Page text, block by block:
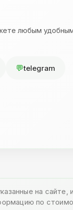
любым
telegram
на
по